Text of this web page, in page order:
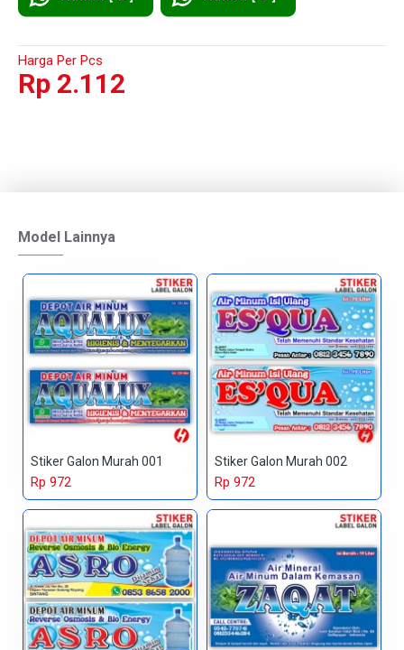
Harga Per Pcs
Rp 2.112
Model Lainnya
Stiker Galon Murah 001
Rp 972
Stiker Galon Murah 002
Rp 972